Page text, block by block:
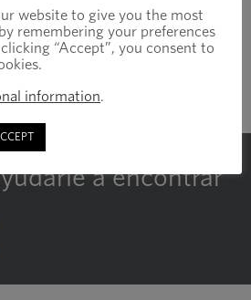
entries
‹ 1
a encontrar
website to give you the most
remembering your preferences
“Accept”, you consent to
information.